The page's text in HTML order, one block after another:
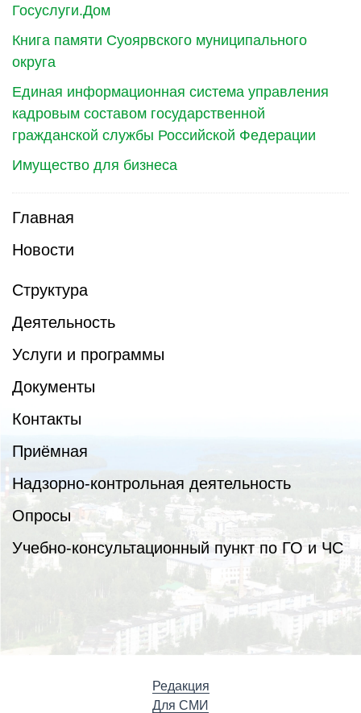
Госуслуги.Дом
Книга памяти Суоярвского муниципального
округа
Единая информационная система управления
кадровым составом государственной
гражданской службы Российской Федерации
Имущество для бизнеса
Главная
Новости
Структура
Деятельность
Услуги и программы
Документы
Контакты
Приёмная
Надзорно-контрольная деятельность
Опросы
Учебно-консультационный пункт по ГО и ЧС
Редакция
Для СМИ